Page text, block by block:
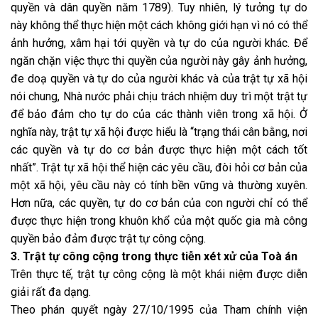
quyền và dân quyền năm 1789). Tuy nhiên, lý tưởng tự do
này không thể thực hiện một cách không giới hạn vì nó có thể
ảnh hưởng, xâm hại tới quyền và tự do của người khác. Để
ngăn chặn việc thực thi quyền của người này gây ảnh hưởng,
đe doạ quyền và tự do của người khác và của trật tự xã hội
nói chung, Nhà nước phải chịu trách nhiệm duy trì một trật tự
để bảo đảm cho tự do của các thành viên trong xã hội. Ở
nghĩa này, trật tự xã hội được hiểu là “trạng thái cân bằng, nơi
các quyền và tự do cơ bản được thực hiện một cách tốt
nhất”. Trật tự xã hội thể hiện các yêu cầu, đòi hỏi cơ bản của
một xã hội, yêu cầu này có tính bền vững và thường xuyên.
Hơn nữa, các quyền, tự do cơ bản của con người chỉ có thể
được thực hiện trong khuôn khổ của một quốc gia mà công
quyền bảo đảm được trật tự công cộng.
3. Trật tự công cộng trong thực tiễn xét xử của Toà án
Trên thực tế, trật tự công cộng là một khái niệm được diễn
giải rất đa dạng.
Theo phán quyết ngày 27/10/1995 của Tham chính viện